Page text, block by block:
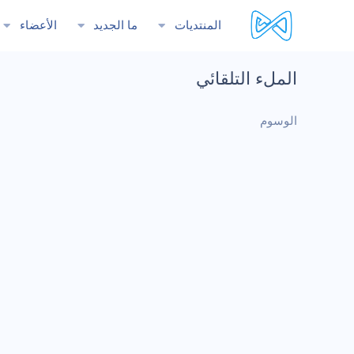
المنتديات ما الجديد الأعضاء
الملء التلقائي
الوسوم